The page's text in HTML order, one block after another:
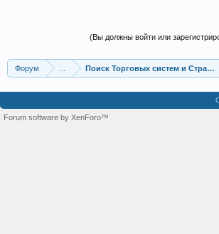
(Вы должны войти или
Форум Поиск Торговых систем и
Forum software by XenForo™